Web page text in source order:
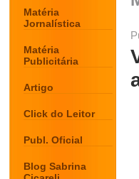
Matéria
Jornalística
Matéria
Publicitária
Artigo
Click do Leitor
Publ. Oficial
Blog Sabrina